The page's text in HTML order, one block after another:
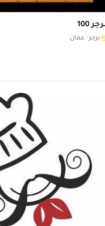
100
برجر · عمان